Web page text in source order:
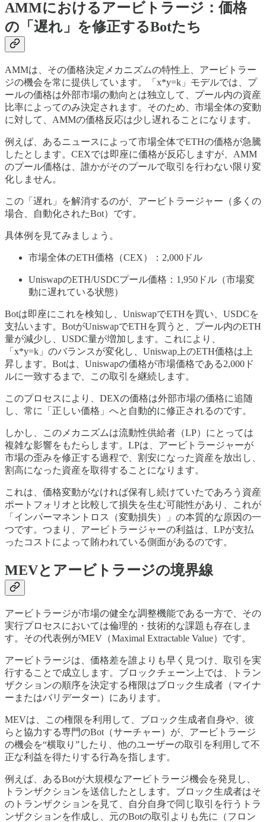
AMMにおけるアービトラージ：価格
の「遅れ」を修正するBotたち
AMMは、その価格決定メカニズムの特性上、アービトラー
ジの機会を常に提供しています。「x*y=k」モデルでは、プ
ールの価格は外部市場の動向とは独立して、プール内の資産
比率によってのみ決定されます。そのため、市場全体の変動
に対して、AMMの価格反応は少し遅れることになります。
例えば、あるニュースによって市場全体でETHの価格が急騰
したとします。CEXでは即座に価格が反応しますが、AMM
のプール価格は、誰かがそのプールで取引を行わない限り変
化しません。
この「遅れ」を解消するのが、アービトラージャー（多くの
場合、自動化されたBot）です。
具体例を見てみましょう。
市場全体のETH価格（CEX）：2,000ドル
UniswapのETH/USDCプール価格：1,950ドル（市場変
動に遅れている状態）
Botは即座にこれを検知し、UniswapでETHを買い、USDCを
支払います。BotがUniswapでETHを買うと、プール内のETH
量が減少し、USDC量が増加します。これにより、
「x*y=k」のバランスが変化し、Uniswap上のETH価格は上
昇します。Botは、Uniswapの価格が市場価格である2,000ド
ルに一致するまで、この取引を継続します。
このプロセスにより、DEXの価格は外部市場の価格に追随
し、常に「正しい価格」へと自動的に修正されるのです。
しかし、このメカニズムは流動性供給者（LP）にとっては
複雑な影響をもたらします。LPは、アービトラージャーが
市場の歪みを修正する過程で、割安になった資産を放出し、
割高になった資産を取得することになります。
これは、価格変動がなければ保有し続けていたであろう資産
ポートフォリオと比較して損失を生む可能性があり、これが
「インパーマネントロス（変動損失）」の本質的な原因の一
つです。つまり、アービトラージャーの利益は、LPが支払
ったコストによって賄われている側面があるのです。
MEVとアービトラージの境界線
アービトラージが市場の健全な調整機能である一方で、その
実行プロセスにおいては倫理的・技術的な課題も存在しま
す。その代表例がMEV（Maximal Extractable Value）です。
アービトラージは、価格差を誰よりも早く見つけ、取引を実
行することで成立します。ブロックチェーン上では、トラン
ザクションの順序を決定する権限はブロック生成者（マイナ
ーまたはバリデーター）にあります。
MEVは、この権限を利用して、ブロック生成者自身や、彼
らと協力する専門のBot（サーチャー）が、アービトラージ
の機会を“横取り”したり、他のユーザーの取引を利用して不
正な利益を得たりする行為を指します。
例えば、あるBotが大規模なアービトラージ機会を発見し、
トランザクションを送信したとします。ブロック生成者はそ
のトランザクションを見て、自分自身で同じ取引を行うトラ
ンザクションを作成し、元のBotの取引よりも先に（フロン